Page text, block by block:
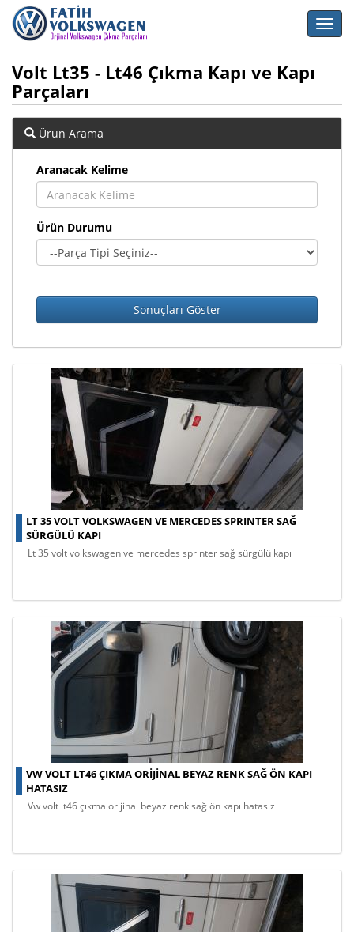
Volt Lt35 - Lt46 Çıkma Kapı ve Kapı
Parçaları
Ürün Arama
Aranacak Kelime
Ürün Durumu
LT 35 VOLT VOLKSWAGEN VE MERCEDES SPRINTER SAĞ
SÜRGÜLÜ KAPI
lt 35 volt volkswagen ve mercedes sprınter sağ sürgülü kapı
VW VOLT LT46 ÇIKMA ORIJINAL BEYAZ RENK SAĞ ÖN KAPI
HATASIZ
vw volt lt46 çıkma orijinal beyaz renk sağ ön kapı hatasız